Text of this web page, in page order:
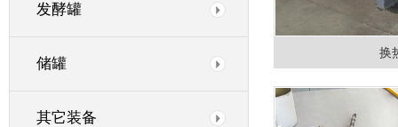
发酵罐
储罐
其它装备
换